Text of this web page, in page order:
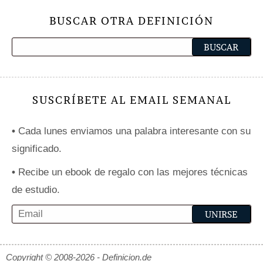
BUSCAR OTRA DEFINICIÓN
SUSCRÍBETE AL EMAIL SEMANAL
• Cada lunes enviamos una palabra interesante con su
significado.
• Recibe un ebook de regalo con las mejores técnicas
de estudio.
Copyright © 2008-2026 - Definicion.de